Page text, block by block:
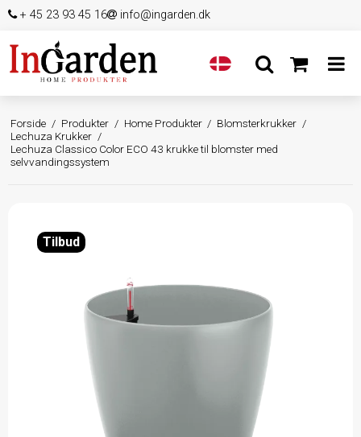
+ 45 23 93 45 16 info@ingarden.dk
Forside / Produkter / Home Produkter / Blomsterkrukker /
Lechuza Krukker /
Lechuza Classico Color ECO 43 krukke til blomster med
selvvandingssystem
Tilbud